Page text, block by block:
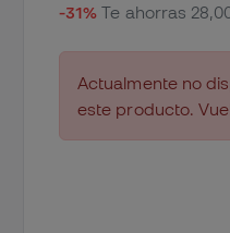
-31% Te ahorras
Actualmente no
este producto.